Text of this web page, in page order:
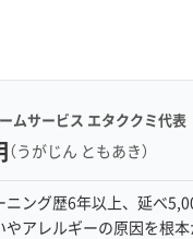
ムサービス エタククミ代表
（うがじん ともあき）
ニング歴6年以上、延べ
アレルギーの原因を根